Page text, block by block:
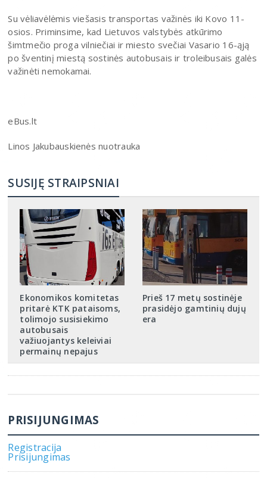
Su vėliavėlėmis viešasis transportas važinės iki Kovo 11-
osios. Priminsime, kad Lietuvos valstybės atkūrimo
šimtmečio proga vilniečiai ir miesto svečiai Vasario 16-ąją
po šventinį miestą sostinės autobusais ir troleibusais galės
važinėti nemokamai.
eBus.lt
Linos Jakubauskienės nuotrauka
SUSIJĘ STRAIPSNIAI
Ekonomikos komitetas
pritarė KTK pataisoms,
tolimojo susisiekimo
autobusais
važiuojantys keleiviai
permainų nepajus
Prieš 17 metų sostinėje
prasidėjo gamtinių dujų
era
PRISIJUNGIMAS
Registracija
Prisijungimas